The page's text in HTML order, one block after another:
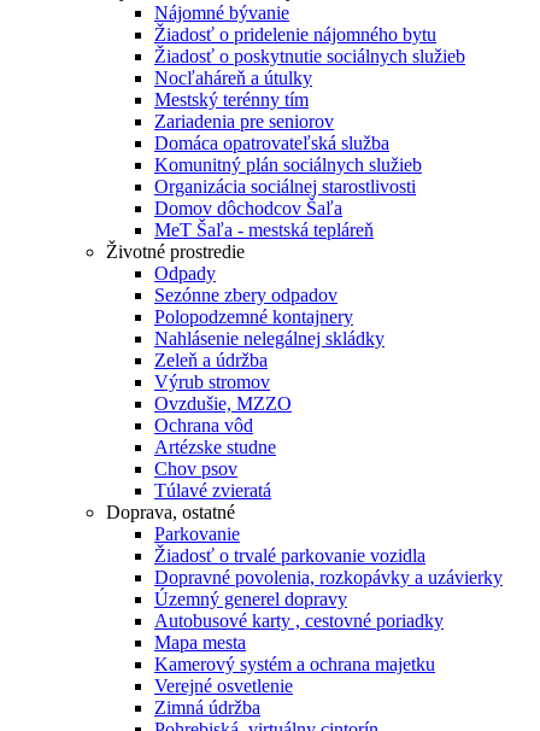
Nájomné bývanie
Žiadosť o pridelenie nájomného bytu
Žiadosť o poskytnutie sociálnych služieb
Nocľaháreň a útulky
Mestský terénny tím
Zariadenia pre seniorov
Domáca opatrovateľská služba
Komunitný plán sociálnych služieb
Organizácia sociálnej starostlivosti
Domov dôchodcov Šaľa
MeT Šaľa - mestská tepláreň
Životné prostredie
Odpady
Sezónne zbery odpadov
Polopodzemné kontajnery
Nahlásenie nelegálnej skládky
Zeleň a údržba
Výrub stromov
Ovzdušie, MZZO
Ochrana vôd
Artézske studne
Chov psov
Túlavé zvieratá
Doprava, ostatné
Parkovanie
Žiadosť o trvalé parkovanie vozidla
Dopravné povolenia, rozkopávky a uzávierky
Územný generel dopravy
Autobusové karty , cestovné poriadky
Mapa mesta
Kamerový systém a ochrana majetku
Verejné osvetlenie
Zimná údržba